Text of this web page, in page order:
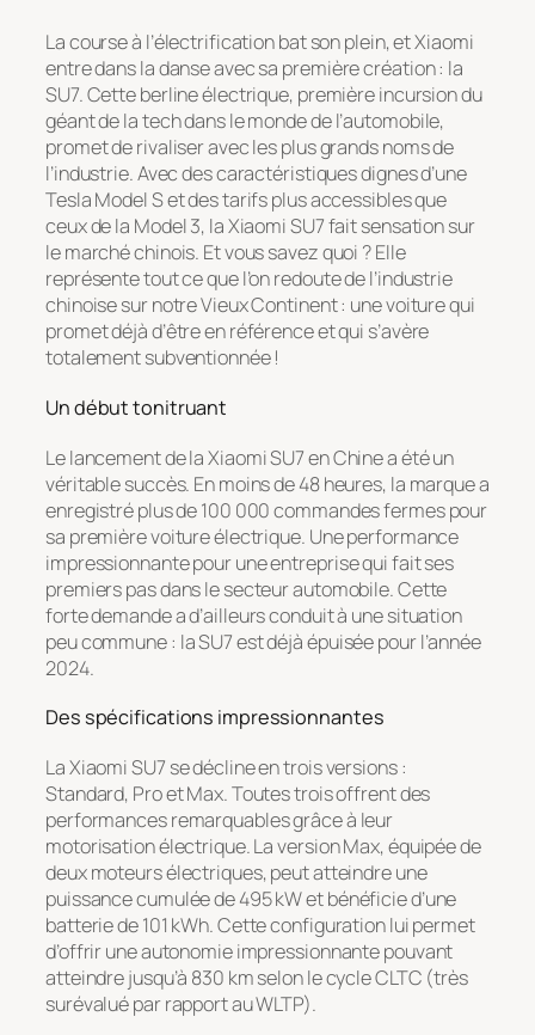
La course à l’électrification bat son plein, et Xiaomi
entre dans la danse avec sa première création : la
SU7. Cette berline électrique, première incursion du
géant de la tech dans le monde de l’automobile,
promet de rivaliser avec les plus grands noms de
l’industrie. Avec des caractéristiques dignes d’une
Tesla Model S et des tarifs plus accessibles que
ceux de la Model 3, la Xiaomi SU7 fait sensation sur
le marché chinois. Et vous savez quoi ? Elle
représente tout ce que l’on redoute de l’industrie
chinoise sur notre Vieux Continent : une voiture qui
promet déjà d’être en référence et qui s’avère
totalement subventionnée !
Un début tonitruant
Le lancement de la Xiaomi SU7 en Chine a été un
véritable succès. En moins de 48 heures, la marque a
enregistré plus de 100 000 commandes fermes pour
sa première voiture électrique. Une performance
impressionnante pour une entreprise qui fait ses
premiers pas dans le secteur automobile. Cette
forte demande a d’ailleurs conduit à une situation
peu commune : la SU7 est déjà épuisée pour l’année
2024.
Des spécifications impressionnantes
La Xiaomi SU7 se décline en trois versions :
Standard, Pro et Max. Toutes trois offrent des
performances remarquables grâce à leur
motorisation électrique. La version Max, équipée de
deux moteurs électriques, peut atteindre une
puissance cumulée de 495 kW et bénéficie d’une
batterie de 101 kWh. Cette configuration lui permet
d’offrir une autonomie impressionnante pouvant
atteindre jusqu’à 830 km selon le cycle CLTC (très
surévalué par rapport au WLTP).